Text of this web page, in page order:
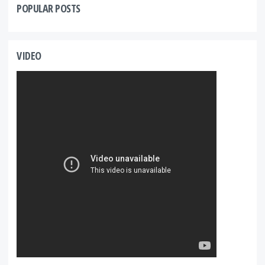
POPULAR POSTS
VIDEO